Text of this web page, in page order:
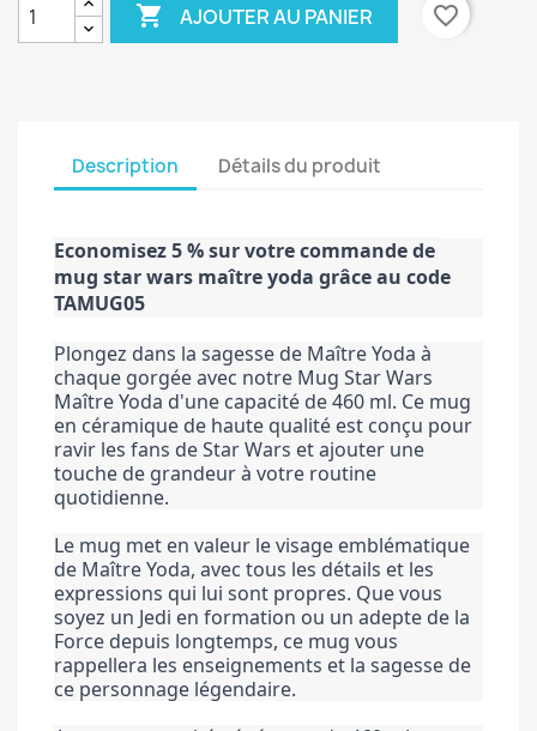
 AJOUTER AU PANIER favorite_border
Description Détails du produit
Economisez 5 % sur votre commande de
mug star wars maître yoda grâce au code
TAMUG05
Plongez dans la sagesse de Maître Yoda à
chaque gorgée avec notre Mug Star Wars
Maître Yoda d'une capacité de 460 ml. Ce mug
en céramique de haute qualité est conçu pour
ravir les fans de Star Wars et ajouter une
touche de grandeur à votre routine
quotidienne.
Le mug met en valeur le visage emblématique
de Maître Yoda, avec tous les détails et les
expressions qui lui sont propres. Que vous
soyez un Jedi en formation ou un adepte de la
Force depuis longtemps, ce mug vous
rappellera les enseignements et la sagesse de
ce personnage légendaire.